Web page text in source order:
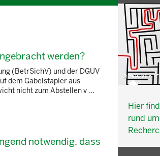
werden?
(BetrSichV) und der DGUV
dem Gabelstapler aus
nicht zum Abstellen v ...
notwendig, dass
© belekekin -
Hier
rund